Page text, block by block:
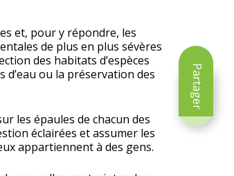
et, pour y répondre, les
de plus en plus sévères
des habitats d’espèces
d’eau ou la préservation des
les épaules de chacun des
éclairées et assumer les
appartiennent à des gens.
Partager